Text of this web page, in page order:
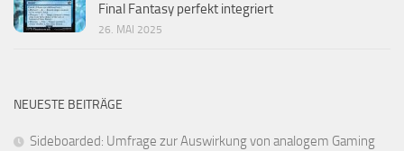
Final Fantasy perfekt integriert
26. MAI 2025
NEUESTE BEITRÄGE
Sideboarded: Umfrage zur Auswirkung von analogem Gaming